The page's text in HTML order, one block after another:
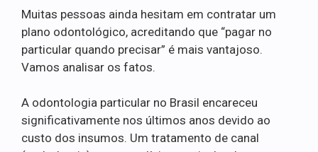
Muitas pessoas ainda hesitam em contratar um
plano odontológico, acreditando que “pagar no
particular quando precisar” é mais vantajoso.
Vamos analisar os fatos.
A odontologia particular no Brasil encareceu
significativamente nos últimos anos devido ao
custo dos insumos. Um tratamento de canal